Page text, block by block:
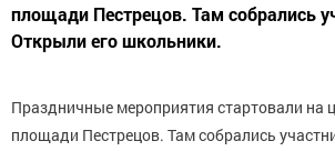
площади Пестрецов. Там собрались
Открыли его школьники.
Праздничные мероприятия стартовали на
площади Пестрецов. Там собрались